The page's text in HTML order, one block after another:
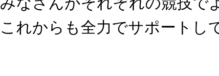
これからも全力でサポートし